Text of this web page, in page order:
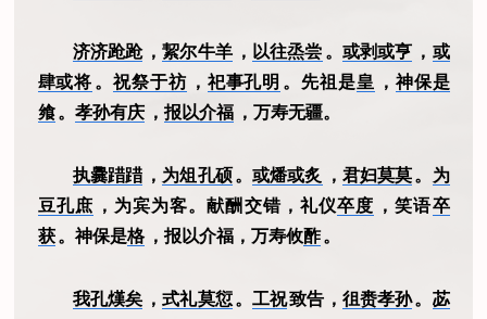
济济跄跄 ，絜尔牛羊 ， 以往烝尝 。 或剥或亨 ， 或
肆或将 。祝祭于祊 ， 祀事孔明 。先祖是皇 ， 神保是
飨 。 孝孙有庆 ， 报以介福 ，万寿无疆。
执爨踖踖 ， 为俎孔硕。或燔或炙 ， 君妇莫莫。 为
豆孔庶 ，为宾为客。献酬交错，礼仪卒度 ，笑语卒
获 。神保是格 ，报以介福，万寿攸酢 。
我孔熯矣 ，式礼莫愆。工祝致告， 徂赉孝孙。 苾